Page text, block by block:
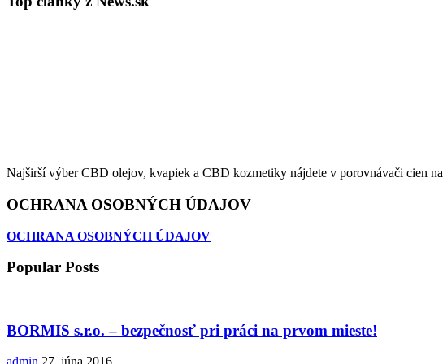
Najširší výber CBD olejov, kvapiek a CBD kozmetiky nájdete v porovnávači cien na
OCHRANA OSOBNÝCH ÚDAJOV
OCHRANA OSOBNÝCH ÚDAJOV
Popular Posts
BORMIS s.r.o. – bezpečnosť pri práci na prvom mieste!